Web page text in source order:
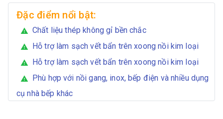
Đặc điểm nổi bật:
warning Chất liệu thép không gỉ bền chắc
warning Hỗ trợ làm sạch vết bẩn trên xoong nồi kim loại
warning Hỗ trợ làm sạch vết bẩn trên xoong nồi kim loại
warning
Phù hợp với nồi gang, inox, bếp điện và nhiều dụng
cụ nhà bếp khác